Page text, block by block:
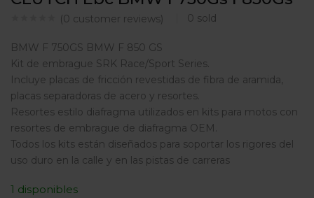
(0 customer reviews) 0 sold
BMW F 750GS BMW F 850 GS
Kit de embrague SRK Race/Sport Series.
Incluye placas de fricción revestidas de fibra de aramida,
placas separadoras de acero y resortes.
Resortes estilo diafragma utilizados en kits para motos con
resortes de embrague de diafragma OEM.
Todos los kits están diseñados para soportar los rigores del
uso duro en la calle y en las pistas de carreras
1 disponibles